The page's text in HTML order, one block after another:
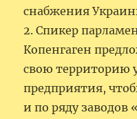
снабжения
2. Спикер
Копенгаген
свою территорию
предприятия,
и по ряду